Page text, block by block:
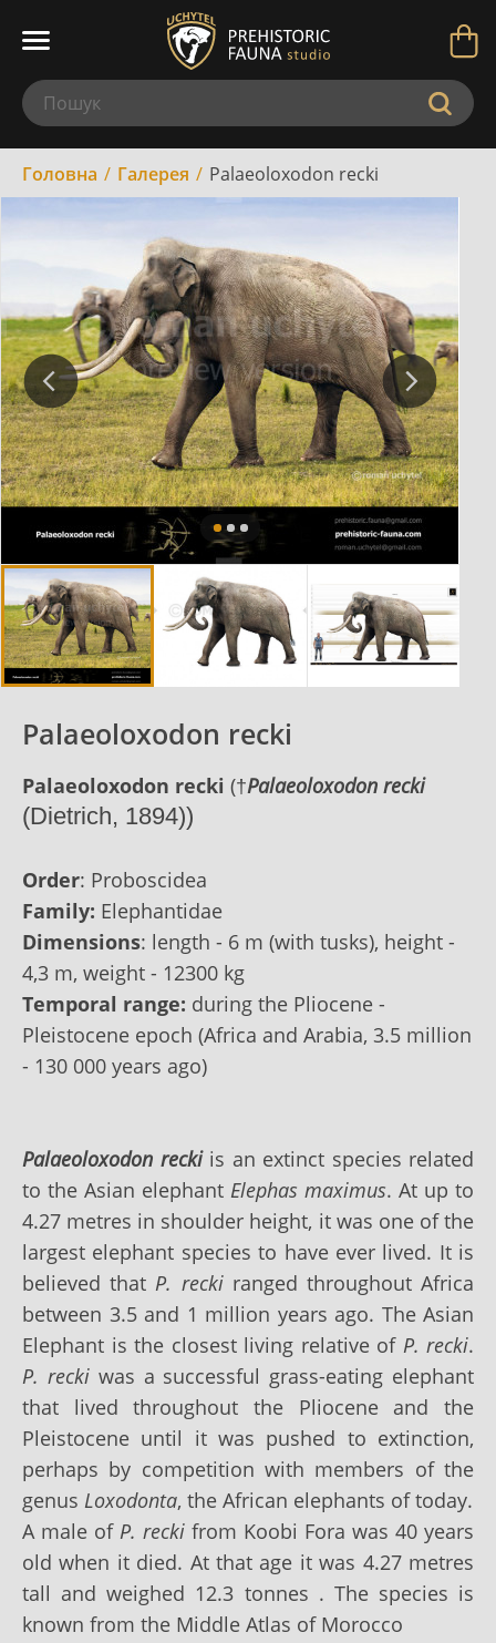
Головна Галерея Palaeoloxodon recki
Palaeoloxodon recki
Palaeoloxodon recki (†Palaeoloxodon recki
(Dietrich, 1894))
Order: Proboscidea
Family: Elephantidae
Dimensions: length - 6 m (with tusks), height -
4,3 m, weight - 12300 kg
Temporal range: during the Pliocene -
Pleistocene epoch (Africa and Arabia, 3.5 million
- 130 000 years ago)
Palaeoloxodon reckiis an extinct species related
to the Asian elephant Elephas maximus. At up to
4.27 metres in shoulder height, it was one of the
largest elephant species to have ever lived. It is
believed that P. reckiranged throughout Africa
between 3.5 and 1 million years ago. The Asian
Elephant is the closest living relative of P. recki.
P. reckiwas a successful grass-eating elephant
that lived throughout the Pliocene and the
Pleistocene until it was pushed to extinction,
perhaps by competition with members of the
genus Loxodonta, the African elephants of today.
A male of P. recki from Koobi Fora was 40 years
old when it died. At that age it was 4.27 metres
tall and weighed 12.3 tonnes . The species is
known from the Middle Atlas of Morocco